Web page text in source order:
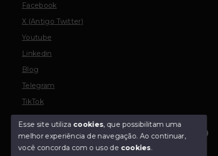
Olá! Estamos disponíveis para te ajudar.
Facebook
X (Antigo Twitter)
Youtube
Linkedin
Blog
Telegram
TikTok
© Copyright 2026 - TORQUATO ∴ Corretor de Imóveis
- CRECI 42643f | 136.004f Perito Avaliador CNAI 37357
Esse site utiliza cookies, que possibilitam uma
melhor experiência de navegação.Ao continuar,
você concorda com o uso de cookies.